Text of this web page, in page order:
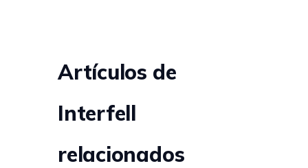
Artículos de
Interfell
relacionados